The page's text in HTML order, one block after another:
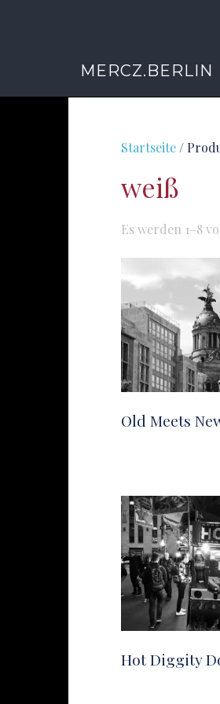
MERCZ.BERLIN
Startseite /
weiß
Es werden 1–8
Old Meets
Hot Diggity